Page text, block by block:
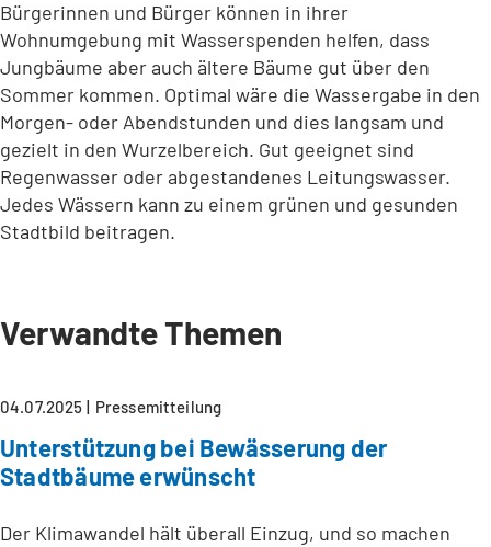
Bürgerinnen und Bürger können in ihrer
Wohnumgebung mit Wasserspenden helfen, dass
Jungbäume aber auch ältere Bäume gut über den
Sommer kommen. Optimal wäre die Wassergabe in den
Morgen- oder Abendstunden und dies langsam und
gezielt in den Wurzelbereich. Gut geeignet sind
Regenwasser oder abgestandenes Leitungswasser.
Jedes Wässern kann zu einem grünen und gesunden
Stadtbild beitragen.
Verwandte Themen
04.07.2025 Pressemitteilung
Unterstützung bei Bewässerung der
Stadtbäume erwünscht
Der Klimawandel hält überall Einzug, und so machen